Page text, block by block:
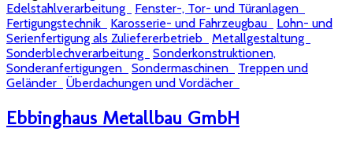
Edelstahlverarbeitung
Fenster-, Tor- und Türanlagen
Fertigungstechnik
Karosserie- und Fahrzeugbau
Lohn- und
Serienfertigung als Zuliefererbetrieb
Metallgestaltung
Sonderblechverarbeitung
Sonderkonstruktionen,
Sonderanfertigungen
Sondermaschinen
Treppen und
Geländer
Überdachungen und Vordächer
Ebbinghaus Metallbau GmbH